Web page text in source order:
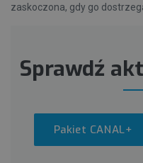
zaskoczona, gdy go
Sprawdź
Pakiet CANAL+